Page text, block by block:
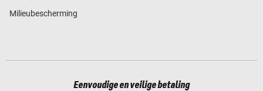
Milieubescherming
Eenvoudige en veilige betaling